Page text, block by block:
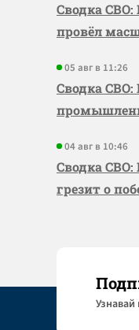
Сводка
провёл
05 авг в 11:26
Сводка СВО:
04 авг в 10:46
Сводка СВО:
грезит о